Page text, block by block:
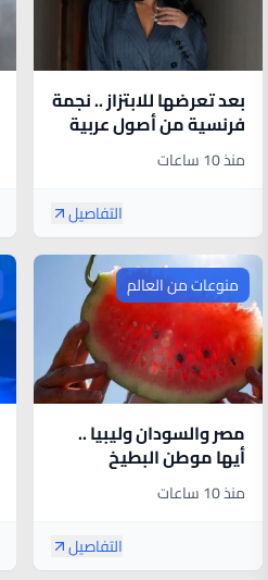
بعد تعرضها للابتزاز .. نجمة
فرنسية من أصول عربية
تنشر بنفسها فيديوهاتها
الحميمة
منذ 10 ساعات
التفاصيل
منوعات من العالم
مصر والسودان وليبيا ..
أيها موطن البطيخ
الأصلي؟منذ 10 ساعات
التفاصيل